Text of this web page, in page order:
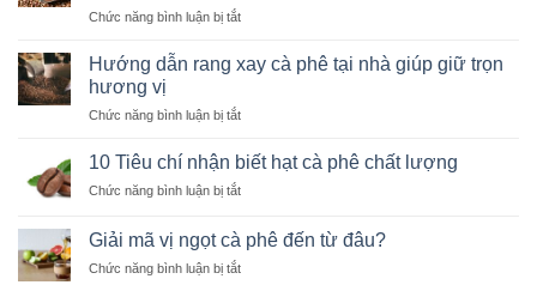
Chức năng bình luận bị tắtở
rang
phê
A
Z
người
Hướng dẫn rang xay cà phê tại nhà giúp giữ trọn
hương vị
Chức năng bình luận bị tắtở
dẫn
xay
phê
nhà
10 Tiêu chí nhận biết hạt cà phê chất lượng
Chức năng bình luận bị tắtở
Tiêu
chí
nhận
Giải mã vị ngọt cà phê đến từ đâu?
Chức năng bình luận bị tắtở